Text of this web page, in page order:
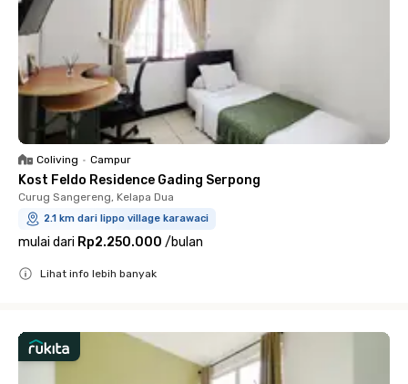
Coliving • Campur
Kost Feldo Residence Gading Serpong
Curug Sangereng, Kelapa Dua
2.1 km dari lippo village karawaci
mulai dari Rp2.250.000 /bulan
Lihat info lebih banyak